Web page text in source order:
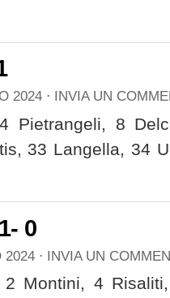
2024 ⋅ INVIA UN
Pietrangeli, 8
33 Langella, 34
0
2024 ⋅ INVIA UN
2 Montini, 4